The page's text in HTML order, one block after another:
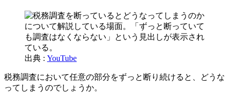
出典 : YouTube
税務調査において任意の部分をずっと断り続けると、どうな
ってしまうのでしょうか。